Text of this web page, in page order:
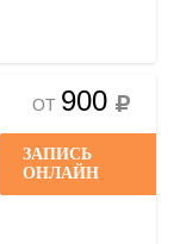
ОТ 900
ЗАПИСЬ
ОНЛАЙН